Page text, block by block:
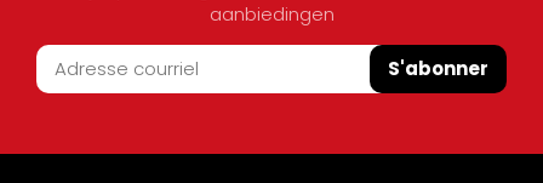
aanbiedingen
S'abonner